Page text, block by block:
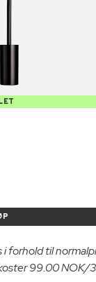
forhold til
99.00 NOK/